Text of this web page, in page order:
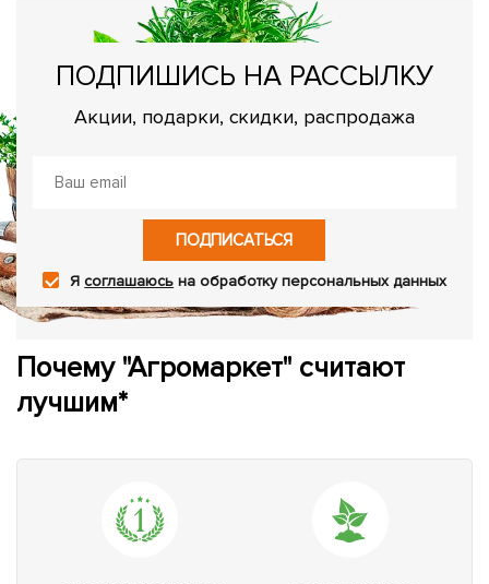
ПОДПИШИСЬ НА РАССЫЛКУ
Акции, подарки, скидки, распродажа
ПОДПИСАТЬСЯ
Ясоглашаюсь на обработку персональных данных
Почему "Агромаркет" считают
лучшим*